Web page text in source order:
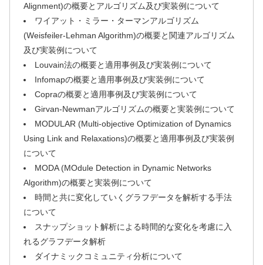
Alignment)の概要とアルゴリズム及び実装例について
ワイアット・ミラー・ターマンアルゴリズム
(Weisfeiler-Lehman Algorithm)の概要と関連アルゴリズム
及び実装例について
Louvain法の概要と適用事例及び実装例について
Infomapの概要と適用事例及び実装例について
Copraの概要と適用事例及び実装例について
Girvan-Newmanアルゴリズムの概要と実装例について
MODULAR (Multi-objective Optimization of Dynamics
Using Link and Relaxations)の概要と適用事例及び実装例
について
MODA (MOdule Detection in Dynamic Networks
Algorithm)の概要と実装例について
時間と共に変化していくグラフデータを解析する手法
について
スナップショット解析による時間的な変化を考慮に入
れるグラフデータ解析
ダイナミックコミュニティ分析について